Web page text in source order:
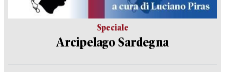
Speciale
Arcipelago Sardegna